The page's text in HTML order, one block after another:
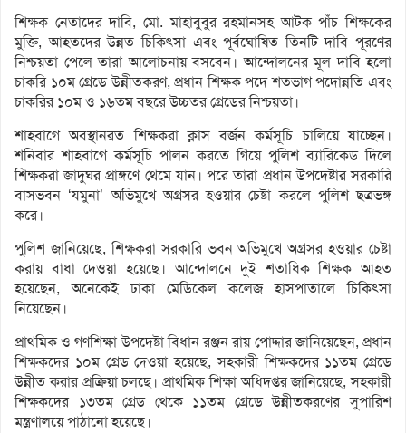
শিক্ষক নেতাদের দাবি, মো. মাহাবুবুর রহমানসহ আটক পাঁচ শিক্ষকের
মুক্তি, আহতদের উন্নত চিকিৎসা এবং পূর্বঘোষিত তিনটি দাবি পূরণের
নিশ্চয়তা পেলে তারা আলোচনায় বসবেন। আন্দোলনের মূল দাবি হলো
চাকরি ১০ম গ্রেডে উন্নীতকরণ, প্রধান শিক্ষক পদে শতভাগ পদোন্নতি এবং
চাকরির ১০ম ও ১৬তম বছরে উচ্চতর গ্রেডের নিশ্চয়তা।
শাহবাগে অবস্থানরত শিক্ষকরা ক্লাস বর্জন কর্মসূচি চালিয়ে যাচ্ছেন।
শনিবার শাহবাগে কর্মসূচি পালন করতে গিয়ে পুলিশ ব্যারিকেড দিলে
শিক্ষকরা জাদুঘর প্রাঙ্গণে থেমে যান। পরে তারা প্রধান উপদেষ্টার সরকারি
বাসভবন ‘যমুনা’ অভিমুখে অগ্রসর হওয়ার চেষ্টা করলে পুলিশ ছত্রভঙ্গ
করে।
পুলিশ জানিয়েছে, শিক্ষকরা সরকারি ভবন অভিমুখে অগ্রসর হওয়ার চেষ্টা
করায় বাধা দেওয়া হয়েছে। আন্দোলনে দুই শতাধিক শিক্ষক আহত
হয়েছেন, অনেকেই ঢাকা মেডিকেল কলেজ হাসপাতালে চিকিৎসা
নিয়েছেন।
প্রাথমিক ও গণশিক্ষা উপদেষ্টা বিধান রঞ্জন রায় পোদ্দার জানিয়েছেন, প্রধান
শিক্ষকদের ১০ম গ্রেড দেওয়া হয়েছে, সহকারী শিক্ষকদের ১১তম গ্রেডে
উন্নীত করার প্রক্রিয়া চলছে। প্রাথমিক শিক্ষা অধিদপ্তর জানিয়েছে, সহকারী
শিক্ষকদের ১৩তম গ্রেড থেকে ১১তম গ্রেডে উন্নীতকরণের সুপারিশ
মন্ত্রণালয়ে পাঠানো হয়েছে।